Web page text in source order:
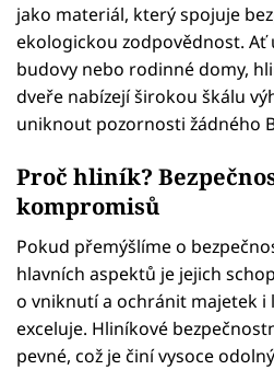
jako materiál, který spojuje
ekologickou zodpovědnost. Ať
budovy nebo rodinné domy,
dveře nabízejí širokou škálu
uniknout pozornosti žádného
Proč hliník?
kompromisů
Pokud přemýšlíme o
hlavních aspektů je jejich
o vniknutí a ochránit majetek i
exceluje. Hliníkové
pevné, což je činí vysoce